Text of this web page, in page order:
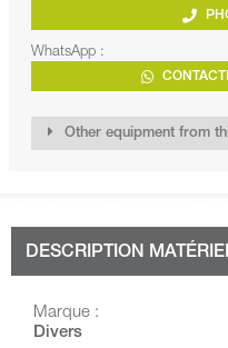
WhatsApp :
Other equipment from
DESCRIPTION
Marque :
Divers